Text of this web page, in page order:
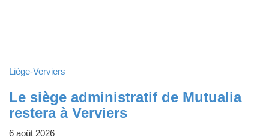
Liège-Verviers
Le siège administratif de Mutualia
restera à Verviers
6 août 2026